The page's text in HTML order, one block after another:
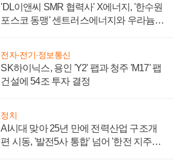
'DL이앤씨 SMR 협력사' X에너지, '한수원
포스코 동맹' 센트러스에너지와 우라늄
전자·전기·정보통신
SK하이닉스, 용인 'Y2' 팹과 청주 'M17' 팹
건설에 54조 투자 결정
정치
AI시대 맞아 25년 만에 전력산업 구조개
편 시동, '발전5사 통합' 넘어 '한전 지주사'